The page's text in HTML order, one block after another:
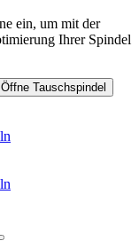
ein, um mit der
Ihrer Spindel
Öffne Tauschspindel